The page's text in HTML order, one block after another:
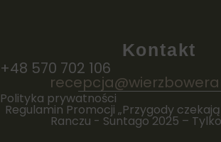
Kontakt
+48 570 702 106
Polityka prywatności
Regulamin Promocji „Przygody
Ranczu - Suntago 2025 –